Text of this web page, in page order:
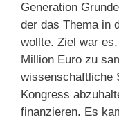
Generation
der das Thema in
wollte. Ziel war
Million Euro zu
wissenschaftliche
Kongress
finanzieren. Es